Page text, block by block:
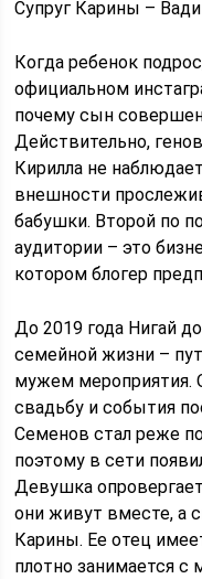
Супруг Карины –
Когда ребенок
официальном
почему сын
Действительно,
Кирилла не
внешности
бабушки. Второй по
аудитории – это
котором блогер
До 2019 года Нигай
семейной жизни –
мужем мероприятия.
свадьбу и события
Семенов стал реже
поэтому в сети
Девушка
они живут вместе, а
Карины. Ее отец
плотно занимается